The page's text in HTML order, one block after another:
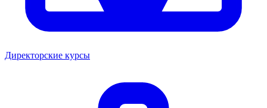
Директорские курсы